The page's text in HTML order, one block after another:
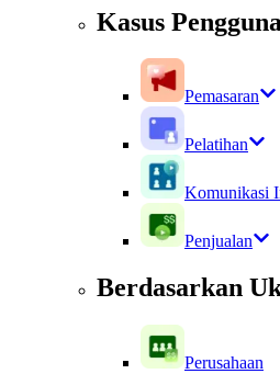
Kasus
Pemasaran
Pelatihan
Komunikasi
Penjualan
Berdasarkan
Perusahaan